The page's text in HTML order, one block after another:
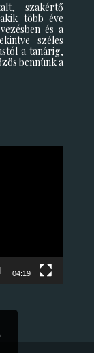
szakértő
több éve
és a
széles
a tanárig,
bennünk a
04:19